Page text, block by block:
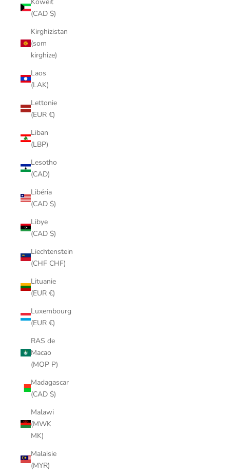
(CAD $)
Kirghizistan
(som
kirghize)
Laos
(LAK)
Lettonie
(EUR €)
Liban
(LBP)
Lesotho
(CAD)
Libéria
(CAD $)
Libye
(CAD $)
Liechtenstein
(CHF CHF)
Lituanie
(EUR €)
Luxembourg
(EUR €)
RAS de
Macao
(MOP P)
Madagascar
(CAD $)
Malawi
(MWK
MK)
Malaisie
(MYR)